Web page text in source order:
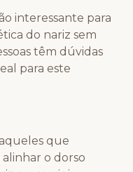
interessante para
do nariz sem
têm dúvidas
para este
que
alinhar o dorso